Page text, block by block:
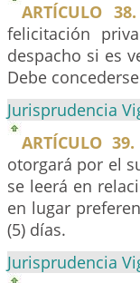
ARTÍCULO
felicitación
despacho si es
Debe
Jurisprudencia
ARTÍCULO
otorgará por el
se leerá en
en lugar
(5) días.
Jurisprudencia